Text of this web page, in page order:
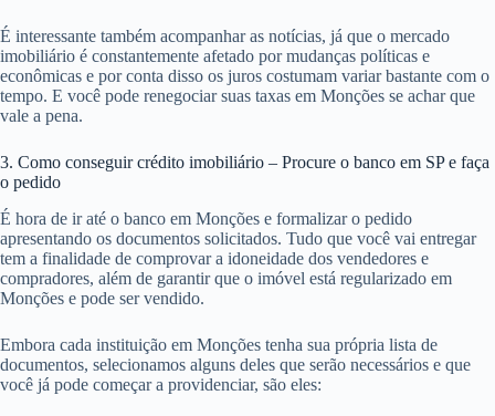
É interessante também acompanhar as notícias, já que o mercado
imobiliário é constantemente afetado por mudanças políticas e
econômicas e por conta disso os juros costumam variar bastante com o
tempo. E você pode renegociar suas taxas em Monções se achar que
vale a pena.
3. Como conseguir crédito imobiliário – Procure o banco em SP e faça
o pedido
É hora de ir até o banco em Monções e formalizar o pedido
apresentando os documentos solicitados. Tudo que você vai entregar
tem a finalidade de comprovar a idoneidade dos vendedores e
compradores, além de garantir que o imóvel está regularizado em
Monções e pode ser vendido.
Embora cada instituição em Monções tenha sua própria lista de
documentos, selecionamos alguns deles que serão necessários e que
você já pode começar a providenciar, são eles: